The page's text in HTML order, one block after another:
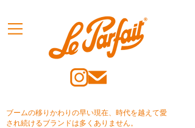
ブームの移りかわりの早い現在、時代を越えて愛
され続けるブランドは多くありません。